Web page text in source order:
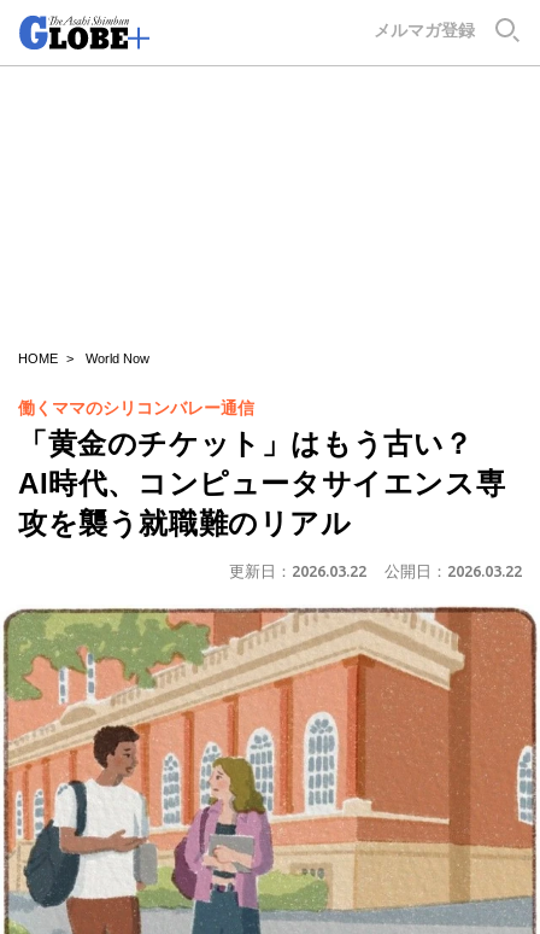
メルマガ登録
HOME World Now
働くママのシリコンバレー通信
「黄金のチケット」はもう古い？
AI時代、コンピュータサイエンス専
攻を襲う就職難のリアル
更新日： 2026.03.22 公開日： 2026.03.22